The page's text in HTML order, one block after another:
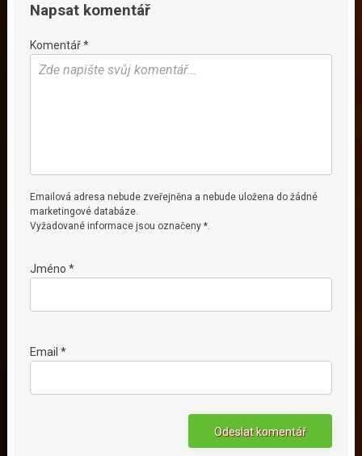
Napsat komentář
Komentář *
Emailová adresa nebude zveřejněna a nebude uložena do žádné
marketingové databáze.
Vyžadované informace jsou označeny *.
Jméno *
Email *